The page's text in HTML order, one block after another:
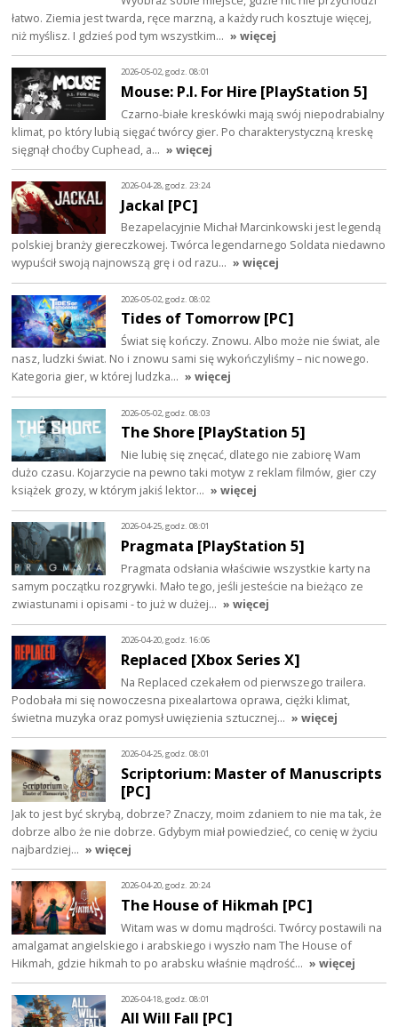
łatwo. Ziemia jest twarda, ręce marzną, a każdy ruch kosztuje więcej,
niż myślisz. I gdzieś pod tym wszystkim… » więcej
2026-05-02, godz. 08:01
Mouse: P.I. For Hire [PlayStation 5]
Czarno-białe kreskówki mają swój niepodrabialny
klimat, po który lubią sięgać twórcy gier. Po charakterystyczną kreskę
sięgnął choćby Cuphead, a… » więcej
2026-04-28, godz. 23:24
Jackal [PC]
Bezapelacyjnie Michał Marcinkowski jest legendą
polskiej branży giereczkowej. Twórca legendarnego Soldata niedawno
wypuścił swoją najnowszą grę i od razu… » więcej
2026-05-02, godz. 08:02
Tides of Tomorrow [PC]
Świat się kończy. Znowu. Albo może nie świat, ale
nasz, ludzki świat. No i znowu sami się wykończyliśmy – nic nowego.
Kategoria gier, w której ludzka… » więcej
2026-05-02, godz. 08:03
The Shore [PlayStation 5]
Nie lubię się znęcać, dlatego nie zabiorę Wam
dużo czasu. Kojarzycie na pewno taki motyw z reklam filmów, gier czy
książek grozy, w którym jakiś lektor… » więcej
2026-04-25, godz. 08:01
Pragmata [PlayStation 5]
Pragmata odsłania właściwie wszystkie karty na
samym początku rozgrywki. Mało tego, jeśli jesteście na bieżąco ze
zwiastunami i opisami - to już w dużej… » więcej
2026-04-20, godz. 16:06
Replaced [Xbox Series X]
Na Replaced czekałem od pierwszego trailera.
Podobała mi się nowoczesna pixealartowa oprawa, ciężki klimat,
świetna muzyka oraz pomysł uwięzienia sztucznej… » więcej
2026-04-25, godz. 08:01
Scriptorium: Master of Manuscripts
[PC]
Jak to jest być skrybą, dobrze? Znaczy, moim zdaniem to nie ma tak, że
dobrze albo że nie dobrze. Gdybym miał powiedzieć, co cenię w życiu
najbardziej… » więcej
2026-04-20, godz. 20:24
The House of Hikmah [PC]
Witam was w domu mądrości. Twórcy postawili na
amalgamat angielskiego i arabskiego i wyszło nam The House of
Hikmah, gdzie hikmah to po arabsku właśnie mądrość… » więcej
2026-04-18, godz. 08:01
All Will Fall [PC]